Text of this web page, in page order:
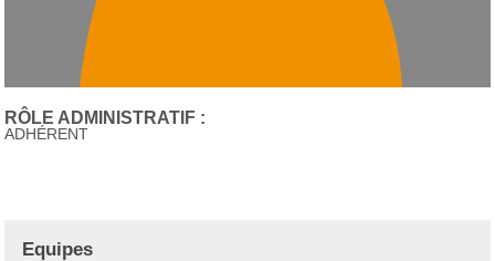
RÔLE ADMINISTRATIF :
ADHÉRENT
Equipes